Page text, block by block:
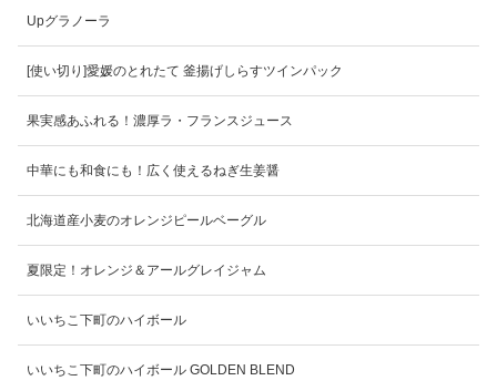
Upグラノーラ
[使い切り]愛媛のとれたて 釜揚げしらすツインパック
果実感あふれる！濃厚ラ・フランスジュース
中華にも和食にも！広く使えるねぎ生姜醤
北海道産小麦のオレンジピールベーグル
夏限定！オレンジ＆アールグレイジャム
いいちこ下町のハイボール
いいちこ下町のハイボール GOLDEN BLEND